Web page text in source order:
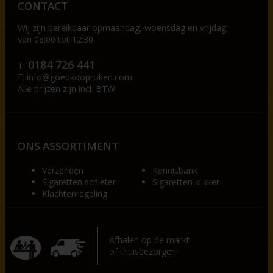
CONTACT
Wij zijn bereikbaar opmaandag, woensdag en vrijdag
van 08:00 tot 12:30
T: 0184 726 441
E: info@goedkooproken.com
Alle prijzen zijn incl. BTW
ONS ASSORTIMENT
Verzenden
Kennisbank
Sigaretten schieter
Sigaretten klikker
Klachtenregeling
Afhalen op de markt
of thuisbezorgen!